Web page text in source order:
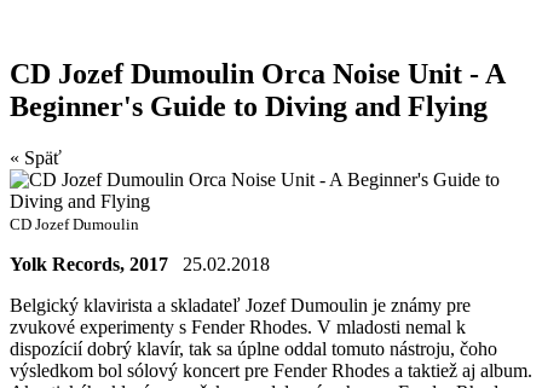
CD Jozef Dumoulin Orca Noise Unit - A
Beginner's Guide to Diving and Flying
« Späť
CD Jozef Dumoulin
Yolk Records, 2017 25.02.2018
Belgický klavirista a skladateľ Jozef Dumoulin je známy pre
zvukové experimenty s Fender Rhodes. V mladosti nemal k
dispozícií dobrý klavír, tak sa úplne oddal tomuto nástroju, čoho
výsledkom bol sólový koncert pre Fender Rhodes a taktiež aj album.